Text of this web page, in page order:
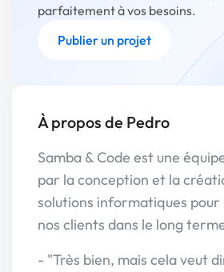
parfaitement à vos besoins.
Publier un projet
À propos de Pedro
Samba & Code est une
par la conception et la
solutions informatiques pour
nos clients dans le long
- "Très bien, mais cela veut